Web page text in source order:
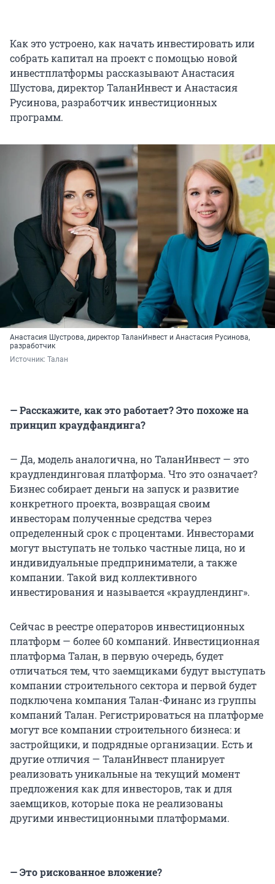
Как это устроено, как начать инвестировать или
собрать капитал на проект с помощью новой
инвестплатформы рассказывают Анастасия
Шустова, директор ТаланИнвест и Анастасия
Русинова, разработчик инвестиционных
программ.
Анастасия Шустрова, директор ТаланИнвест и Анастасия Русинова,
разработчик
Источник: Талан
— Расскажите, как это работает? Это похоже на
принцип краудфандинга?
— Да, модель аналогична, но ТаланИнвест — это
краудлендинговая платформа. Что это означает?
Бизнес собирает деньги на запуск и развитие
конкретного проекта, возвращая своим
инвесторам полученные средства через
определенный срок с процентами. Инвесторами
могут выступать не только частные лица, но и
индивидуальные предприниматели, а также
компании. Такой вид коллективного
инвестирования и называется «краудлендинг».
Сейчас в реестре операторов инвестиционных
платформ — более 60 компаний. Инвестиционная
платформа Талан, в первую очередь, будет
отличаться тем, что заемщиками будут выступать
компании строительного сектора и первой будет
подключена компания Талан-Финанс из группы
компаний Талан. Регистрироваться на платформе
могут все компании строительного бизнеса: и
застройщики, и подрядные организации. Есть и
другие отличия — ТаланИнвест планирует
реализовать уникальные на текущий момент
предложения как для инвесторов, так и для
заемщиков, которые пока не реализованы
другими инвестиционными платформами.
— Это рискованное вложение?